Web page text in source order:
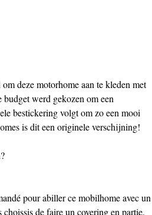
deze motorhome aan te kleden met
werd gekozen om een
bestickering volgt om zo een mooi
is dit een originele verschijning!
pour abiller ce mobilhome avec un
de faire un covering en partie,